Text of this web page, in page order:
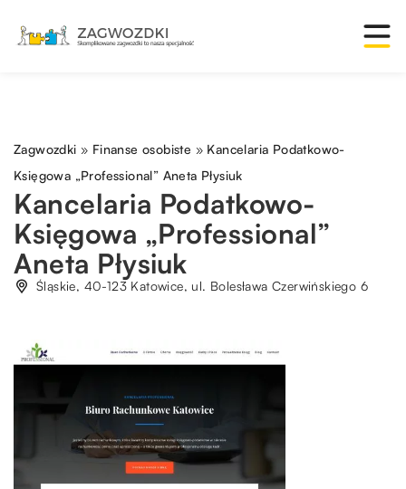
Zagwozdki » Finanse osobiste » Kancelaria Podatkowo-
Księgowa „Professional” Aneta Płysiuk
Kancelaria Podatkowo-
Księgowa „Professional”
Aneta Płysiuk
Śląskie, 40-123 Katowice, ul. Bolesława Czerwińskiego 6